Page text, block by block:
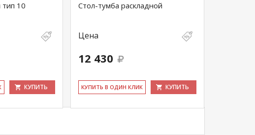
10
КУПИТЬ
Стол-тумба раскладной
Цена
12 430
КУ­ПИТЬ В ОДИН КЛИК КУПИТЬ